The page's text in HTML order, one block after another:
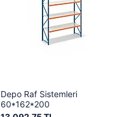
Depo Raf Sistemleri
60*162*200